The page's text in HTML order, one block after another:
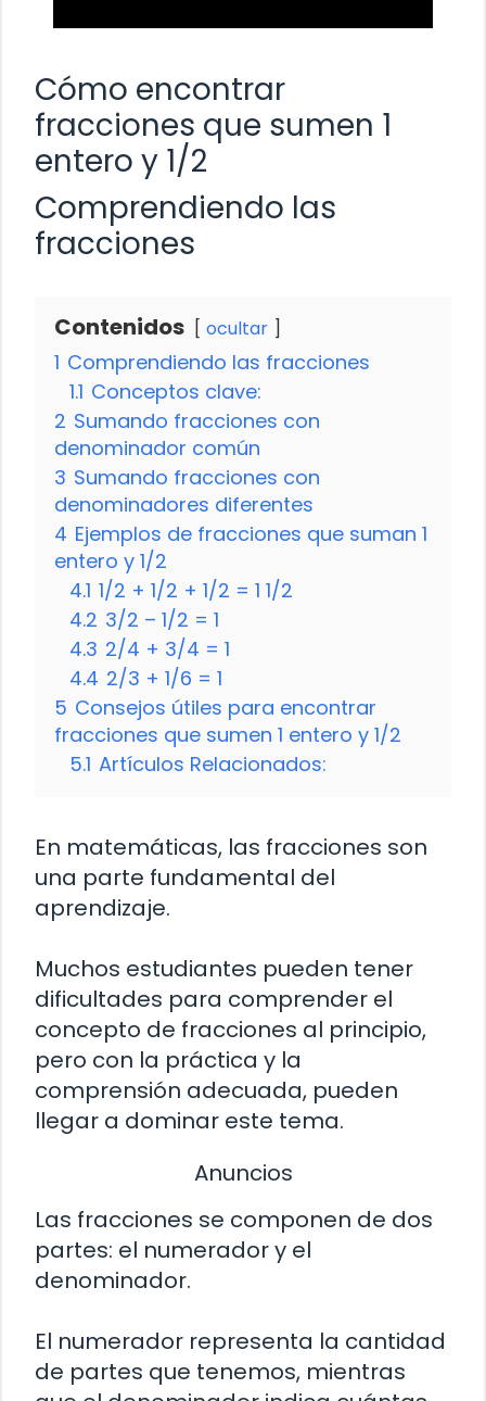
Cómo encontrar
fracciones que sumen 1
entero y 1/2
Comprendiendo las
fracciones
Contenidos ocultar
1 Comprendiendo las fracciones
1.1 Conceptos clave:
2 Sumando fracciones con
denominador común
3 Sumando fracciones con
denominadores diferentes
4 Ejemplos de fracciones que suman 1
entero y 1/2
4.1 1/2 + 1/2 + 1/2 = 1 1/2
4.2 3/2 – 1/2 = 1
4.3 2/4 + 3/4 = 1
4.4 2/3 + 1/6 = 1
5 Consejos útiles para encontrar
fracciones que sumen 1 entero y 1/2
5.1 Artículos Relacionados:
En matemáticas, las fracciones son
una parte fundamental del
aprendizaje.
Muchos estudiantes pueden tener
dificultades para comprender el
concepto de fracciones al principio,
pero con la práctica y la
comprensión adecuada, pueden
llegar a dominar este tema.
Anuncios
Las fracciones se componen de dos
partes: el numerador y el
denominador.
El numerador representa la cantidad
de partes que tenemos, mientras